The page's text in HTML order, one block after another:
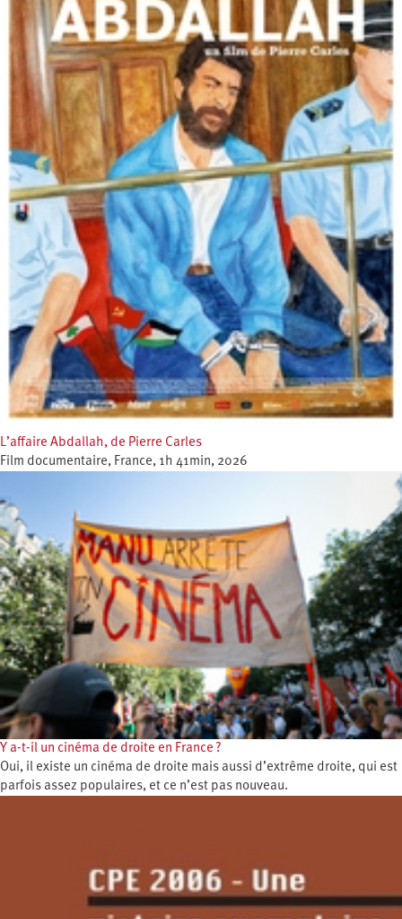
L’affaire Abdallah, de Pierre Carles
Film documentaire, France, 1h 41min, 2026
Y a-t-il un cinéma de droite en France ?
Oui, il existe un cinéma de droite mais aussi d’extrême droite, qui est
parfois assez populaires, et ce n’est pas nouveau.